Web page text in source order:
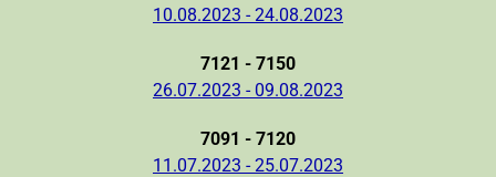
10.08.2023 - 24.08.2023
7121 - 7150
26.07.2023 - 09.08.2023
7091 - 7120
11.07.2023 - 25.07.2023